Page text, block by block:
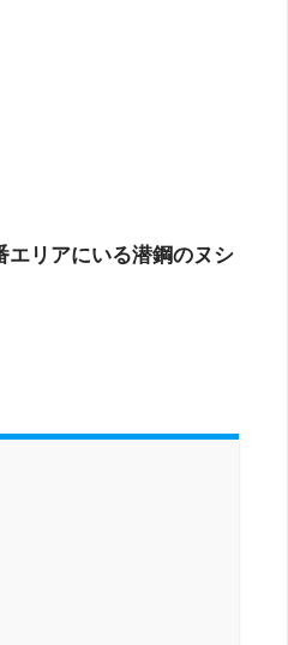
エリアにいる潜鋼のヌシ